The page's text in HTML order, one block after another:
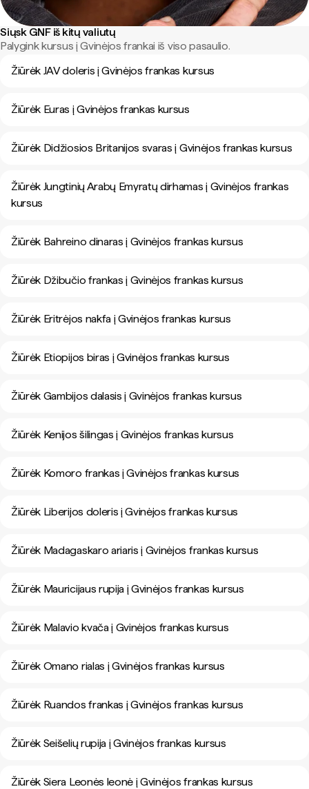
Siųsk GNF iš kitų valiutų
Palygink kursus į Gvinėjos frankai iš viso pasaulio.
Žiūrėk JAV doleris į Gvinėjos frankas kursus
Žiūrėk Euras į Gvinėjos frankas kursus
Žiūrėk Didžiosios Britanijos svaras į Gvinėjos frankas kursus
Žiūrėk Jungtinių Arabų Emyratų dirhamas į Gvinėjos frankas
kursus
Žiūrėk Bahreino dinaras į Gvinėjos frankas kursus
Žiūrėk Džibučio frankas į Gvinėjos frankas kursus
Žiūrėk Eritrėjos nakfa į Gvinėjos frankas kursus
Žiūrėk Etiopijos biras į Gvinėjos frankas kursus
Žiūrėk Gambijos dalasis į Gvinėjos frankas kursus
Žiūrėk Kenijos šilingas į Gvinėjos frankas kursus
Žiūrėk Komoro frankas į Gvinėjos frankas kursus
Žiūrėk Liberijos doleris į Gvinėjos frankas kursus
Žiūrėk Madagaskaro ariaris į Gvinėjos frankas kursus
Žiūrėk Mauricijaus rupija į Gvinėjos frankas kursus
Žiūrėk Malavio kvača į Gvinėjos frankas kursus
Žiūrėk Omano rialas į Gvinėjos frankas kursus
Žiūrėk Ruandos frankas į Gvinėjos frankas kursus
Žiūrėk Seišelių rupija į Gvinėjos frankas kursus
Žiūrėk Siera Leonės leonė į Gvinėjos frankas kursus